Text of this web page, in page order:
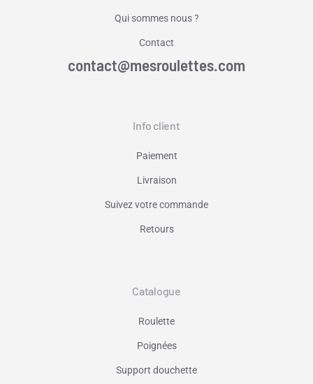
Qui sommes nous ?
Contact
contact@mesroulettes.com
Info client
Paiement
Livraison
Suivez votre commande
Retours
Catalogue
Roulette
Poignées
Support douchette